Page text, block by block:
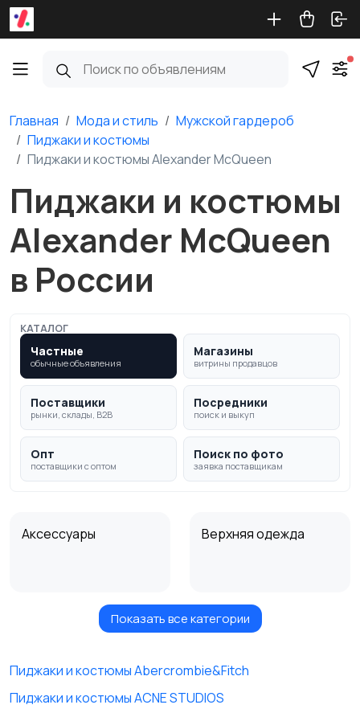
Главная Мода и стиль
Мужской гардероб
Пиджаки и костюмы
Пиджаки и костюмы Alexander McQueen
Пиджаки и костюмы
Alexander McQueen
в России
КАТАЛОГ
Частные
обычные объявления
Магазины
витрины продавцов
Поставщики
рынки, склады, B2B
Посредники
поиск и выкуп
Опт
поставщики с оптом
Поиск по фото
заявка поставщикам
Аксессуары Верхняя одежда
Головные уборы Домашняя одежда
Показать все категории
Пиджаки и костюмы Abercrombie&Fitch
Пиджаки и костюмы ACNE STUDIOS